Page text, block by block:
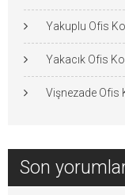
Yakuplu Ofis
Yakacık Ofis
Vişnezade Ofis
Son